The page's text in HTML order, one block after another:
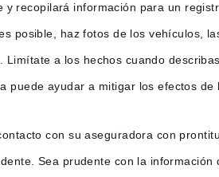
recopilará información para un
posible, haz fotos de los vehículos,
a los hechos cuando
ayudar a mitigar los efectos
con su aseguradora con
Sea prudente con la